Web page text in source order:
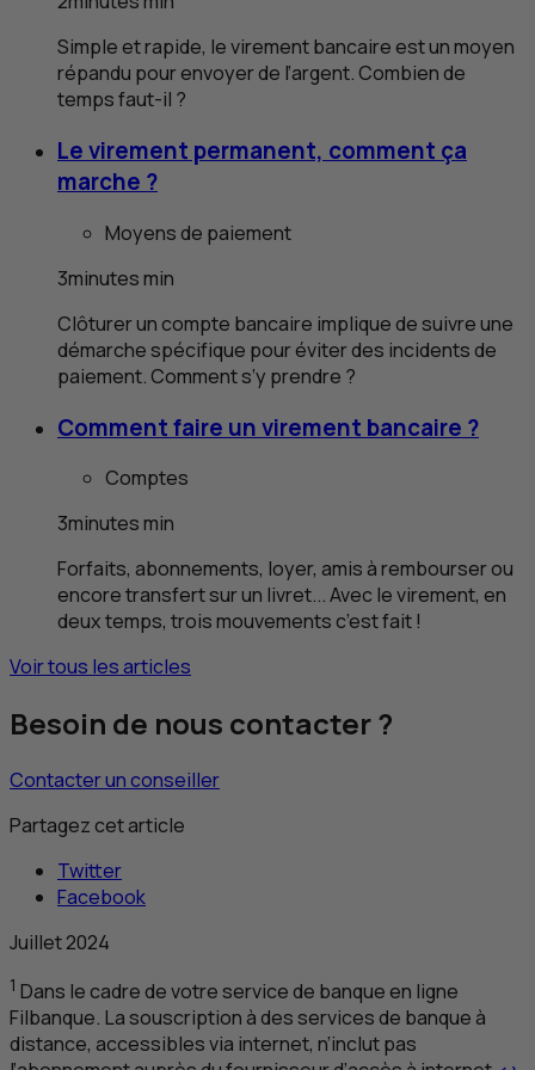
Simple et rapide, le virement bancaire est un moyen
répandu pour envoyer de l’argent. Combien de
temps faut-il ?
Le virement permanent, comment ça
marche ?
Moyens de paiement
3minutesmin
Clôturer un compte bancaire implique de suivre une
démarche spécifique pour éviter des incidents de
paiement. Comment s’y prendre ?
Comment faire un virement bancaire ?
Comptes
3minutesmin
Forfaits, abonnements, loyer, amis à rembourser ou
encore transfert sur un livret... Avec le virement, en
deux temps, trois mouvements c’est fait !
Voir tous les articles
Besoin de nous contacter ?
Contacter un conseiller
Partagez cet article
Twitter
Facebook
Juillet 2024
1 Dans le cadre de votre service de banque en ligne
Filbanque. La souscription à des services de banque à
distance, accessibles via internet, n’inclut pas